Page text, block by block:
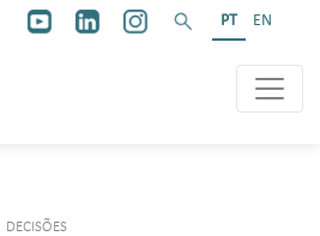
PT EN
DECISÕES